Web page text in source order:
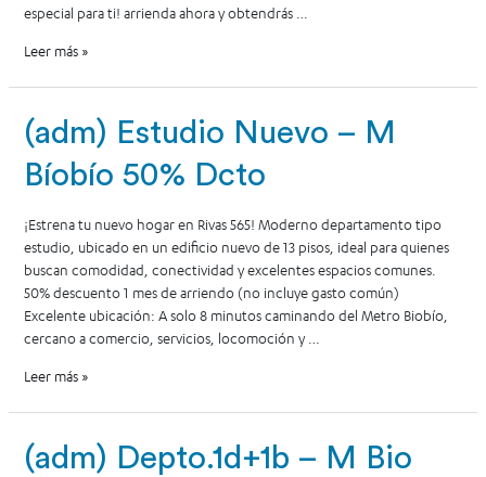
especial para ti! arrienda ahora y obtendrás …
Leer más »
(adm) Estudio Nuevo – M
Bíobío 50% Dcto
¡Estrena tu nuevo hogar en Rivas 565! Moderno departamento tipo
estudio, ubicado en un edificio nuevo de 13 pisos, ideal para quienes
buscan comodidad, conectividad y excelentes espacios comunes.
50% descuento 1 mes de arriendo (no incluye gasto común)
Excelente ubicación: A solo 8 minutos caminando del Metro Biobío,
cercano a comercio, servicios, locomoción y …
Leer más »
(adm) Depto.1d+1b – M Bio